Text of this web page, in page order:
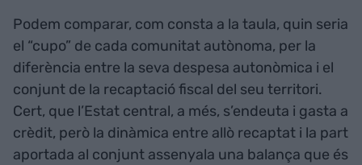
Podem comparar, com consta a la taula, quin seria
el “cupo” de cada comunitat autònoma, per la
diferència entre la seva despesa autonòmica i el
conjunt de la recaptació fiscal del seu territori.
Cert, que l’Estat central, a més, s’endeuta i gasta a
crèdit, però la dinàmica entre allò recaptat i la part
aportada al conjunt assenyala una balança que és